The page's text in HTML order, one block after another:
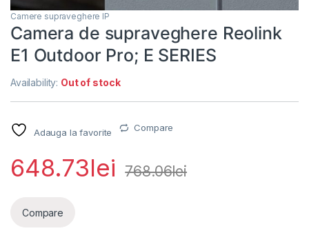
Camere supraveghere IP
Camera de supraveghere Reolink
E1 Outdoor Pro; E SERIES
Availability: Out of stock
Adauga la favorite Compare
648.73lei 768.06lei
Compare